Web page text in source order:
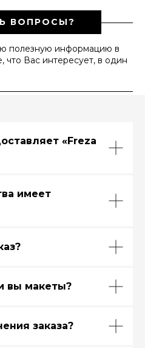
ВОПРОСЫ?
полезную информацию в
Вас интересует, в один
«Freza
имеет
вы макеты?
заказа?